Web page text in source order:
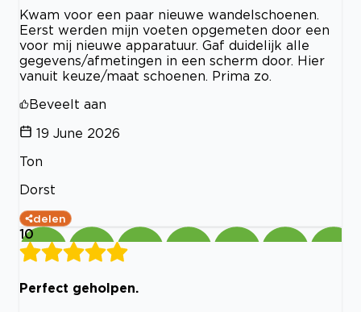
Kwam voor een paar nieuwe wandelschoenen.
Eerst werden mijn voeten opgemeten door een
voor mij nieuwe apparatuur. Gaf duidelijk alle
gegevens/afmetingen in een scherm door. Hier
vanuit keuze/maat schoenen. Prima zo.
Beveelt aan
19 June 2026
Ton
Dorst
delen
10
Perfect geholpen.